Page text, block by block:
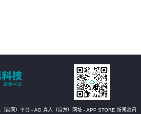
（官网）平台 - AG·真人（官方）网址 - APP STORE 新闻资讯